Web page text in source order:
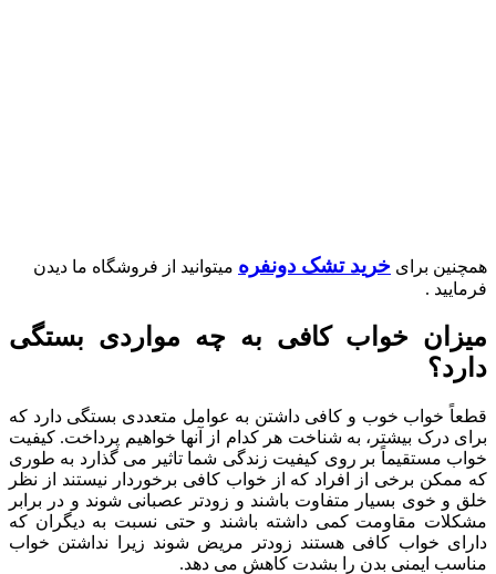
همچنین برای خرید تشک دونفره میتوانید از فروشگاه ما دیدن
فرمایید .
میزان خواب کافی به چه مواردی بستگی
دارد؟
قطعاً خواب خوب و کافی داشتن به عوامل متعددی بستگی دارد که
برای درک بیشتر، به شناخت هر کدام از آنها خواهیم پرداخت. کیفیت
خواب مستقیماً بر روی کیفیت زندگی شما تاثیر می گذارد به طوری
که ممکن برخی از افراد که از خواب کافی برخوردار نیستند از نظر
خلق و خوی بسیار متفاوت باشند و زودتر عصبانی شوند و در برابر
مشکلات مقاومت کمی داشته باشند و حتی نسبت به دیگران که
دارای خواب کافی هستند زودتر مریض شوند زیرا نداشتن خواب
مناسب ایمنی بدن را بشدت کاهش می دهد.